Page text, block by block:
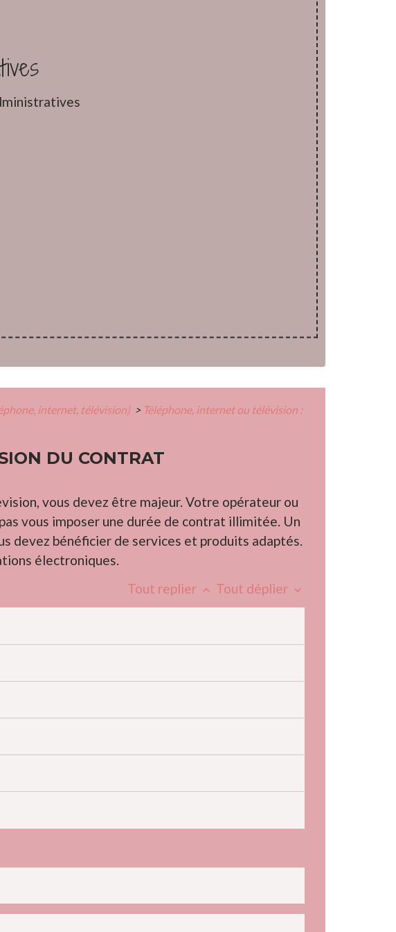
internet, télévision) > Téléphone, internet ou télévision :
DU CONTRAT
vous devez être majeur. Votre opérateur ou
vous imposer une durée de contrat illimitée. Un
devez bénéficier de services et produits adaptés.
électroniques.
Tout replier keyboard_arrow_up Tout déplier keyboard_arrow_down